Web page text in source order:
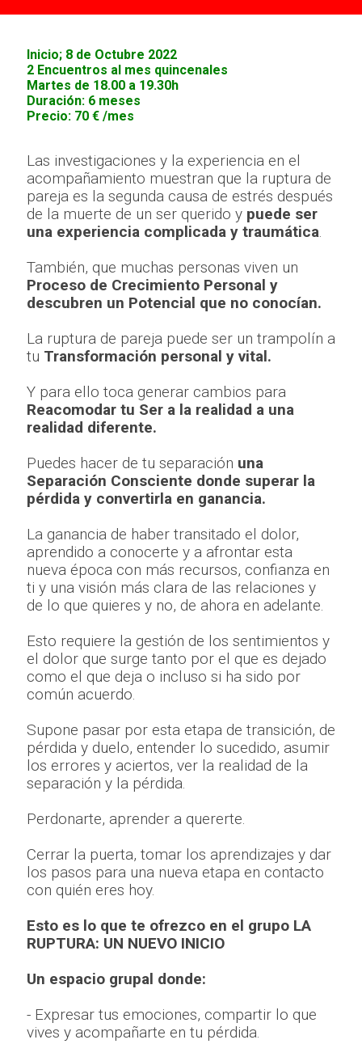
Inicio; 8 de Octubre 2022
2 Encuentros al mes quincenales
Martes de 18.00 a 19.30h
Duración: 6 meses
Precio: 70 € /mes
Las investigaciones y la experiencia en el
acompañamiento muestran que la ruptura de
pareja es la segunda causa de estrés después
de la muerte de un ser querido y puede ser
una experiencia complicada y traumática.
También, que muchas personas viven un
Proceso de Crecimiento Personal y
descubren un Potencial que no conocían.
La ruptura de pareja puede ser un trampolín a
tu Transformación personal y vital.
Y para ello toca generar cambios para
Reacomodar tu Ser a la realidad a una
realidad diferente.
Puedes hacer de tu separación una
Separación Consciente donde superar la
pérdida y convertirla en ganancia.
La ganancia de haber transitado el dolor,
aprendido a conocerte y a afrontar esta
nueva época con más recursos, confianza en
ti y una visión más clara de las relaciones y
de lo que quieres y no, de ahora en adelante.
Esto requiere la gestión de los sentimientos y
el dolor que surge tanto por el que es dejado
como el que deja o incluso si ha sido por
común acuerdo.
Supone pasar por esta etapa de transición, de
pérdida y duelo, entender lo sucedido, asumir
los errores y aciertos, ver la realidad de la
separación y la pérdida.
Perdonarte, aprender a quererte.
Cerrar la puerta, tomar los aprendizajes y dar
los pasos para una nueva etapa en contacto
con quién eres hoy.
Esto es lo que te ofrezco en el grupo LA
RUPTURA: UN NUEVO INICIO
Un espacio grupal donde:
- Expresar tus emociones, compartir lo que
vives y acompañarte en tu pérdida.